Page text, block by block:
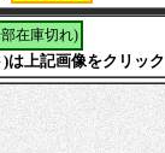
在庫切れ)
は上記画像をクリック